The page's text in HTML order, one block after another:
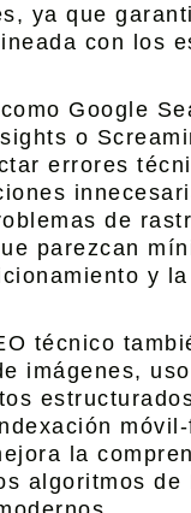
ya que
con los
Google
o
errores
de
parezcan
y
técnico
imágenes,
la
algoritmos de